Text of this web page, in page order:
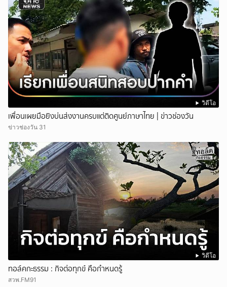
วิดีโอ
เพื่อนเผยมือยิงบ่นส่งงานครบแต่ติดศูนย์ภาษาไทย | ข่าวช่องวัน
ข่าวช่องวัน 31
วิดีโอ
ทอล์คกะธรรม : กิจต่อทุกข์ คือกำหนดรู้
สวพ.FM91